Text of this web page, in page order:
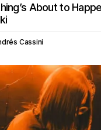
About to
Cassini